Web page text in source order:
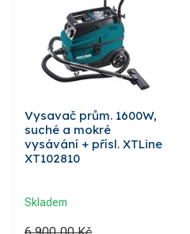
Vysavač prům. 1600W,
suché a mokré
vysávání + přísl. XTLine
XT102810
Skladem